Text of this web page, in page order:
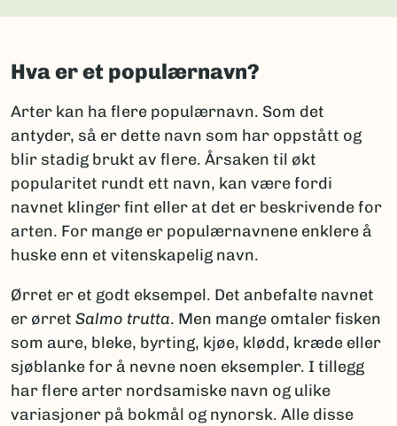
Hva er et populærnavn?
Arter kan ha flere populærnavn. Som det
antyder, så er dette navn som har oppstått og
blir stadig brukt av flere. Årsaken til økt
popularitet rundt ett navn, kan være fordi
navnet klinger fint eller at det er beskrivende for
arten. For mange er populærnavnene enklere å
huske enn et vitenskapelig navn.
Ørret er et godt eksempel. Det anbefalte navnet
er ørret Salmo trutta. Men mange omtaler fisken
som aure, bleke, byrting, kjøe, klødd, kræde eller
sjøblanke for å nevne noen eksempler. I tillegg
har flere arter nordsamiske navn og ulike
variasjoner på bokmål og nynorsk. Alle disse